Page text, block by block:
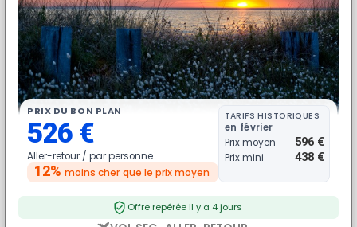
PRIX DU BON PLAN
526 €
Aller-retour / par personne
12% moins cher que le prix moyen
TARIFS HISTORIQUES
en février
Prix moyen
596 €
Prix mini 438 €
Offre repérée il y a 4 jours